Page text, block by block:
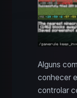
Alguns
conhecer
controlar